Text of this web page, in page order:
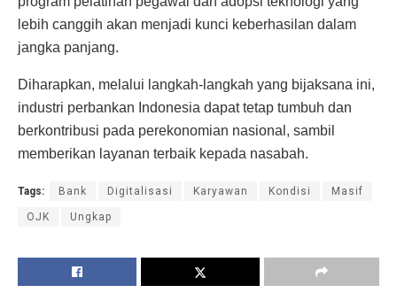
lebih canggih akan menjadi kunci keberhasilan dalam
jangka panjang.
Diharapkan, melalui langkah-langkah yang bijaksana ini,
industri perbankan Indonesia dapat tetap tumbuh dan
berkontribusi pada perekonomian nasional, sambil
memberikan layanan terbaik kepada nasabah.
Tags: Bank Digitalisasi Karyawan Kondisi Masif
OJK Ungkap